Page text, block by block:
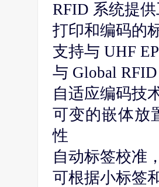
RFID 系统提
打印和编码的
支持与 UHF
与 Global
自适应编码技
可变的嵌体放
性
自动标签校准
可根据小标签